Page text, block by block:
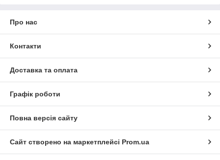
Про нас
Контакти
Доставка та оплата
Графік роботи
Повна версія сайту
Сайт створено на маркетплейсі Prom.ua